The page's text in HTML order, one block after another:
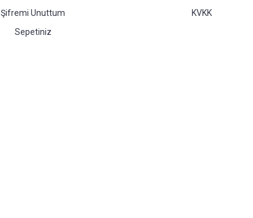
Şifremi Unuttum
Sepetiniz
KVKK